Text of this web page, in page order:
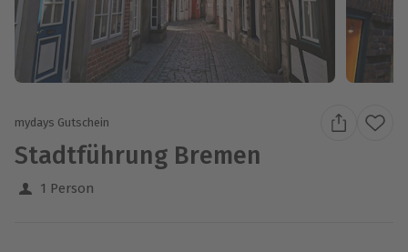
mydays Gutschein
Stadtführung Bremen
1 Person